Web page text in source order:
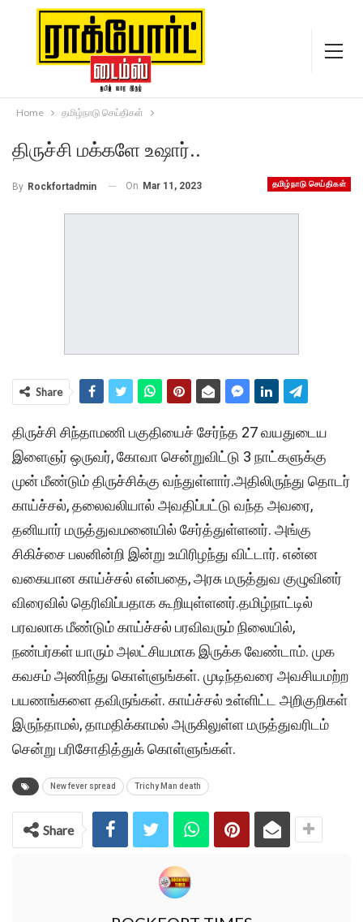
Home தமிழ்நாடு செய்திகள்
திருச்சி மக்களே உஷார்..
தமிழ்நாடு செய்திகள்
By Rockfortadmin On Mar 11, 2023
Share
திருச்சி சிந்தாமணி பகுதியைச் சேர்ந்த 27 வயதுடைய
இளைஞர் ஒருவர், கோவா சென்றுவிட்டு 3 நாட்களுக்கு
முன் மீண்டும் திருச்சிக்கு வந்துள்ளார்.அதிலிருந்து தொடர்
காய்ச்சல், தலைவலியால் அவதிப்பட்டு வந்த அவரை,
தனியார் மருத்துவமனையில் சேர்த்துள்ளனர். அங்கு
சிகிச்சை பலனின்றி இன்று உயிரிழந்து விட்டார். என்ன
வகையான காய்ச்சல் என்பதை, அரசு மருத்துவ குழுவினர்
விரைவில் தெரிவிப்பதாக கூறியுள்ளனர்.தமிழ்நாட்டில்
பரவலாக மீண்டும் காய்ச்சல் பரவிவரும் நிலையில்,
நண்பர்கள் யாரும் அலட்சியமாக இருக்க வேண்டாம். முக
கவசம் அணிந்து கொள்ளுங்கள். முடிந்தவரை அவசியமற்ற
பயணங்களை தவிருங்கள். காய்ச்சல் உள்ளிட்ட அறிகுறிகள்
இருந்தாமல், தாமதிக்காமல் அருகிலுள்ள மருத்துவரிடம்
சென்று பரிசோதித்துக் கொள்ளுங்கள்.
New fever spread Trichy Man death
Share